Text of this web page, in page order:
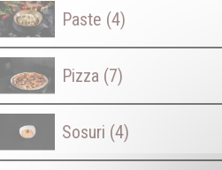
Paste (4)
Pizza (7)
Sosuri (4)